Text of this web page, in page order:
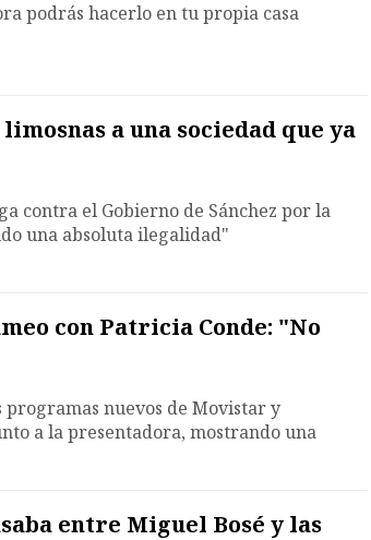
podrás hacerlo en tu propia casa
a una sociedad que ya
contra el Gobierno de Sánchez por la
una absoluta ilegalidad"
con Patricia Conde: "No
nuevos de Movistar y
a la presentadora, mostrando una
entre Miguel Bosé y las